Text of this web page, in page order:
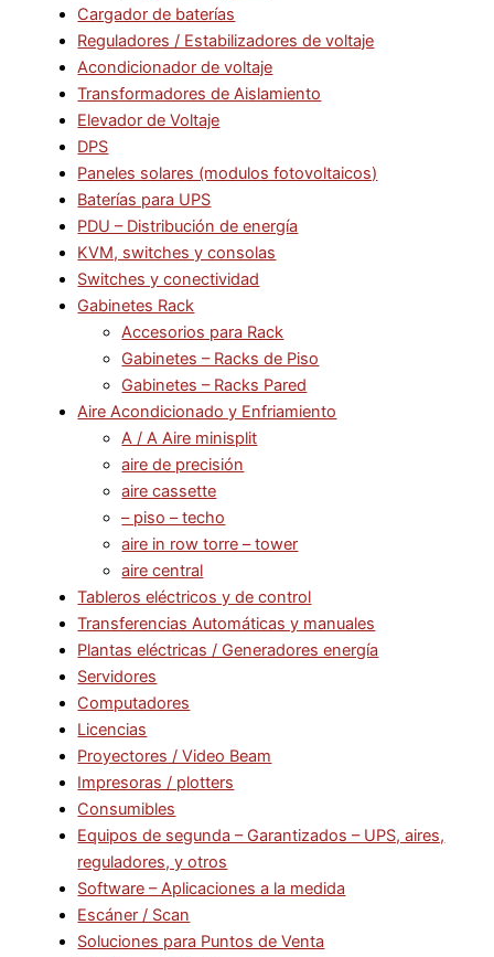
Cargador de baterías
Reguladores / Estabilizadores de voltaje
Acondicionador de voltaje
Transformadores de Aislamiento
Elevador de Voltaje
DPS
Paneles solares (modulos fotovoltaicos)
Baterías para UPS
PDU – Distribución de energía
KVM, switches y consolas
Switches y conectividad
Gabinetes Rack
Accesorios para Rack
Gabinetes – Racks de Piso
Gabinetes – Racks Pared
Aire Acondicionado y Enfriamiento
A / A Aire minisplit
aire de precisión
aire cassette
– piso – techo
aire in row torre – tower
aire central
Tableros eléctricos y de control
Transferencias Automáticas y manuales
Plantas eléctricas / Generadores energía
Servidores
Computadores
Licencias
Proyectores / Video Beam
Impresoras / plotters
Consumibles
Equipos de segunda – Garantizados – UPS, aires,
reguladores, y otros
Software – Aplicaciones a la medida
Escáner / Scan
Soluciones para Puntos de Venta